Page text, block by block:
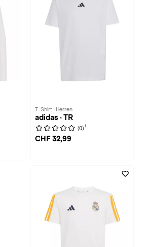
T-Shirt · Herren
adidas · TR
(0) 1
CHF 32,99